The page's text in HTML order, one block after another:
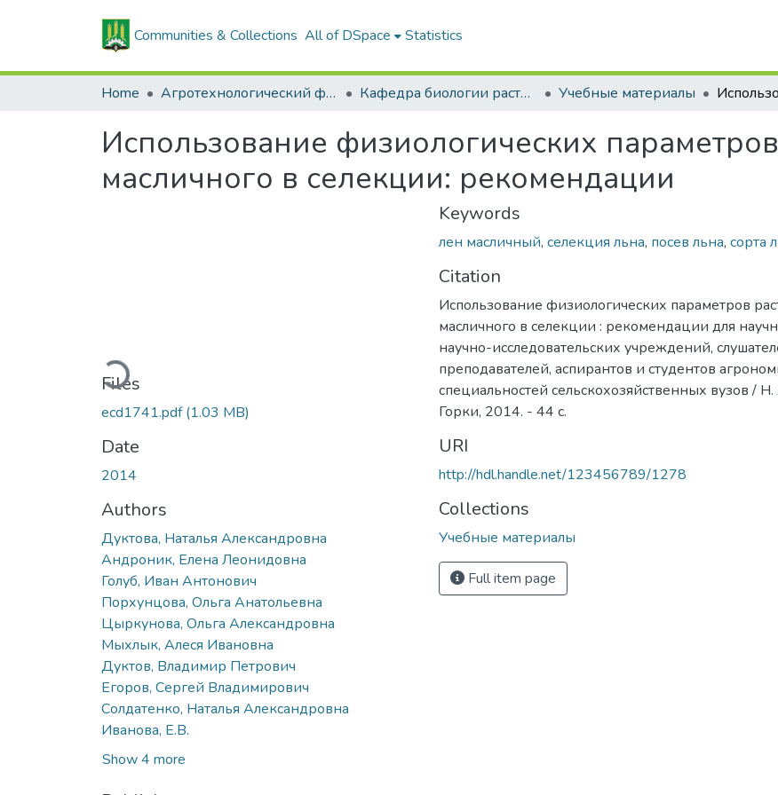
Communities & Collections All of DSpace Statistics
Home Агротехнологический факультет Кафедра биологии растений и химии Учебные материалы
Использование физиологических
масличного в селекции: рекомендации
Loading...
Files
ecd1741.pdf(1.03 MB)
Date
2014
Authors
Дуктова, Наталья Александровна
Андроник, Елена Леонидовна
Голуб, Иван Антонович
Порхунцова, Ольга Анатольевна
Цыркунова, Ольга Александровна
Мыхлык, Алеся Ивановна
Дуктов, Владимир Петрович
Егоров, Сергей Владимирович
Солдатенко, Наталья Александровна
Иванова, Е.В.
Show 4 more
Keywords
лен масличный, селекция льна, посев льна, сорта
Citation
Использование физиологических параметров
масличного в селекции : рекомендации для
научно-исследовательских учреждений,
преподавателей, аспирантов и студентов
специальностей сельскохозяйственных вузов /
Горки, 2014. - 44 с.
URI
http://hdl.handle.net/123456789/1278
Collections
Учебные материалы
Full item page